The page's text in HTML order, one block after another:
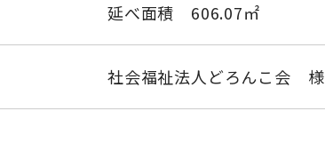
延べ面積 606.07㎡
社会福祉法人どろんこ会 様